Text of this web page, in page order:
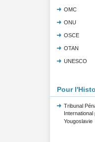
OMC
ONU
OSCE
OTAN
UNESCO
Pour
Tribunal
International
Yougoslavie